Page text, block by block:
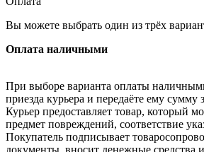
Вы можете выбрать один из трёх
Оплата наличными
При выборе варианта оплаты
приезда курьера и передаёте ему сумму
Курьер предоставляет товар, который
предмет повреждений, соответствие
Покупатель подписывает
документы, вносит денежные средства